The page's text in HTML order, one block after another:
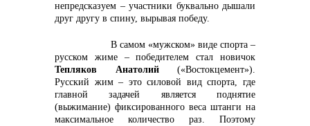
непредсказуем – участники буквально дышали
друг другу в спину, вырывая победу.
В самом «мужском» виде спорта –
русском жиме – победителем стал новичок
Тепляков Анатолий(«Востокцемент»).
Русский жим – это силовой вид спорта, где
главной задачей является поднятие
(выжимание) фиксированного веса штанги на
максимальное количество раз. Поэтому